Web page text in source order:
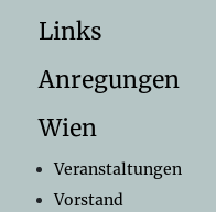
Links
Anregungen
Wien
Veranstaltungen
Vorstand